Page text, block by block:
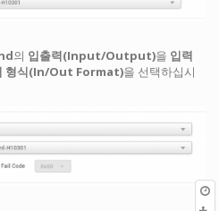
의 입출력(Input/Output)을 입력
형식(In/Out Format)을 선택하십시